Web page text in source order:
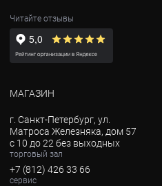
Читайте отзывы
МАГАЗИН
г. Санкт-Петербург, ул.
Матроса Железняка, дом 57
с 10 до 22 без выходных
торговый зал
+7 (812) 426 33 66
сервис